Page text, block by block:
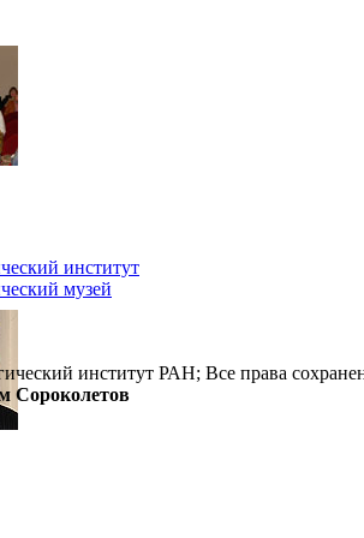
институт
музей
институт РАН; Все права
Сороколетов